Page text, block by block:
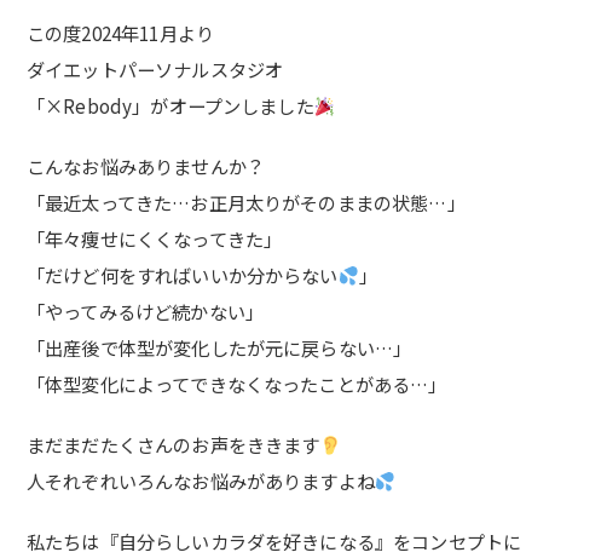
この度2024年11月より
ダイエットパーソナルスタジオ
「×Rebody」がオープンしました
こんなお悩みありませんか？
「最近太ってきた…お正月太りがそのままの状態…」
「年々痩せにくくなってきた」
「だけど何をすればいいか分からない
」
「やってみるけど続かない」
「出産後で体型が変化したが元に戻らない…」
「体型変化によってできなくなったことがある…」
まだまだたくさんのお声をききます
人それぞれいろんなお悩みがありますよね
私たちは『自分らしいカラダを好きになる』をコンセプトに